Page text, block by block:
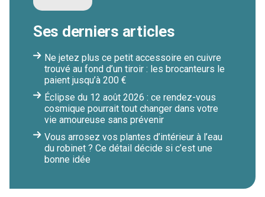
Ses derniers articles
Ne jetez plus ce petit accessoire en cuivre
trouvé au fond d’un tiroir : les brocanteurs le
paient jusqu’à 200 €
Éclipse du 12 août 2026 : ce rendez-vous
cosmique pourrait tout changer dans votre
vie amoureuse sans prévenir
Vous arrosez vos plantes d’intérieur à l’eau
du robinet ? Ce détail décide si c’est une
bonne idée